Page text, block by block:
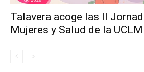
Talavera acoge las II
Mujeres y Salud de la UCLM